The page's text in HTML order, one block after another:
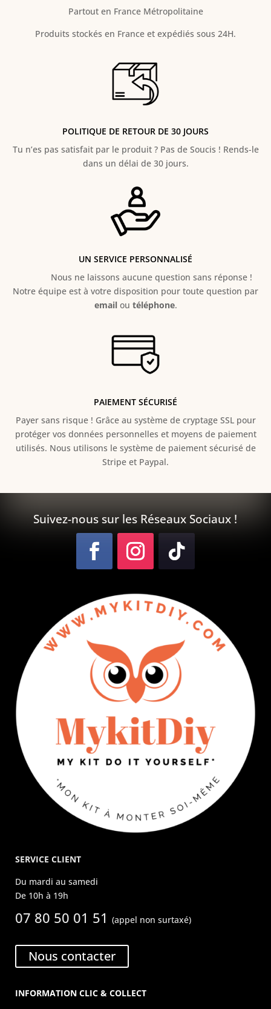
Partout en France Métropolitaine
Produits stockés en France et expédiés sous 24H.
POLITIQUE DE RETOUR DE 30 JOURS
Tu n’es pas satisfait par le produit ? Pas de Soucis ! Rends-le
dans un délai de 30 jours.
UN SERVICE PERSONNALISÉ
Nous ne laissons aucune question sans réponse !
Notre équipe est à votre disposition pour toute question par
emailou téléphone.
PAIEMENT SÉCURISÉ
Payer sans risque ! Grâce au système de cryptage SSL pour
protéger vos données personnelles et moyens de paiement
utilisés. Nous utilisons le système de paiement sécurisé de
Stripe et Paypal.
Suivez-nous sur les Réseaux Sociaux !
SERVICE CLIENT
Du mardi au samedi
De 10h à 19h
07 80 50 01 51(appel non surtaxé)
Nous contacter
INFORMATION CLIC & COLLECT